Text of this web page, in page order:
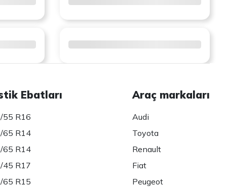
Ebatları
55 R16
65 R14
65 R14
45 R17
65 R15
Araç markaları
Audi
Toyota
Renault
Fiat
Peugeot